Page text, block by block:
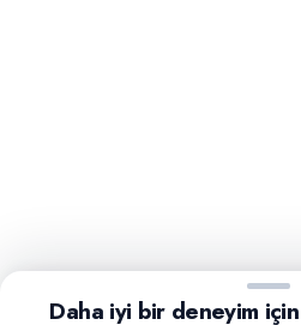
Daha iyi bir deneyim